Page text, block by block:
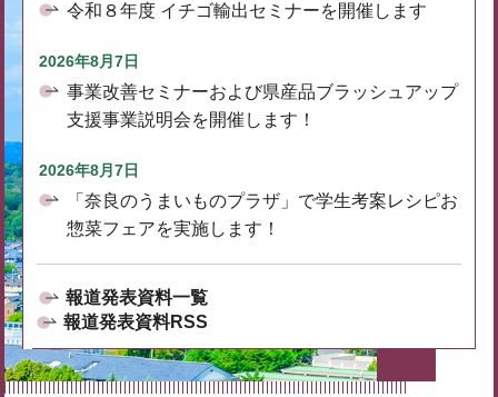
令和８年度 イチゴ輸出セミナーを開催します
2026年8月7日
事業改善セミナーおよび県産品ブラッシュアップ
支援事業説明会を開催します！
2026年8月7日
「奈良のうまいものプラザ」で学生考案レシピお
惣菜フェアを実施します！
報道発表資料一覧
報道発表資料RSS